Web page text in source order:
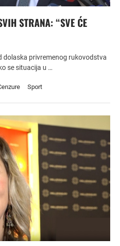
STRANA: “SVE ĆE
dolaska privremenog rukovodstva
se situacija u …
Sport